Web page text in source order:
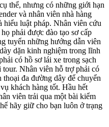
thể, nhưng có những giới hạn
và nhân viên nhà hàng
luật pháp. Nhân viên cứu
phải được đào tạo sơ cấp
tuyển những hướng dẫn viên
dặn kinh nghiệm trong lĩnh
có hồ sơ lái xe trong sạch
Nhân viên hỗ trợ phải có
đa đường dây để chuyển
khách hàng tốt. Hầu hết
viên trải qua một bài kiểm
hãy giữ cho bạn luôn ở trạng